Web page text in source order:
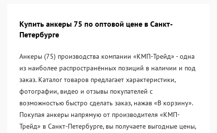
Купить анкеры 75 по оптовой цене в Санкт-
Петербурге
Анкеры (75) производства компании «KМП-Трейд» - одна
из наиболее распространённых позиций в наличии и под
заказ. Каталог товаров предлагает характеристики,
фотографии, видео и отзывы покупателей с
возможностью быстро сделать заказ, нажав «В корзину».
Покупая анкеры напрямую от производителя «KМП-
Трейд» в Санкт-Петербурге, вы получаете выгодные цены,